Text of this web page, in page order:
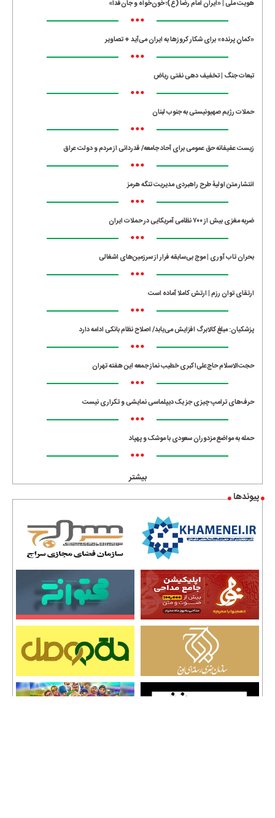
هویت ملی | «ایران امام رضا (ع)؛ خون‌خواه و جان‌فدا»
•••
«کمانِ پرنده» برای شکار کروزها به ایران می‌آید + تصاویر
•••
تبعات جنگ | تخفیف دهی نفتی ریاض
•••
حملات رژیم صهیونیستی به جنوب لبنان
•••
زیست عفیفانه حق عمومی برای آحاد جامعه/ قدردانی از مردم و دولت عراق
•••
انتشار متن اولیۀ طرح راهبردی مدیریت تنگه هرمز
•••
ضربه مغزی بیش از ۷۰۰ نظامی آمریکایی در حملات ایران
•••
بحران تاب آوری | موج بی‌سابقه فرار از سرزمین‌های اشغالی
•••
ارتقای توان رزم | ارتش کاملا آماده است
•••
پزشکیان: مبلغ کالابرگ افزایش می‌یابد/ اصلاح نظام بانکی ادامه دارد
•••
حجت‌الاسلام حاج‌علی‌اکبری خطیب نماز جمعه این هفته تهران
•••
حرف‌های ترامپ چیزی جز یک دیپلماسی نمایشی و تکراری نیست
•••
حمله به مواضع مزدوران سعودی با موشک و پهپاد
•••
بیشتر
پیوندها